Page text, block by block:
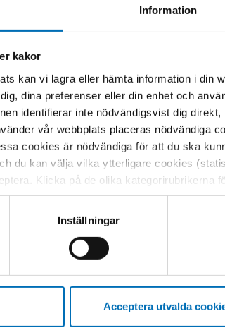
Information
kakor
kan vi lagra eller hämta information i din
dina preferenser eller din enhet och
identifierar inte nödvändigsvist dig
vår webbplats placeras nödvändiga
cookies är nödvändiga för att du ska
du kan välja vilka ytterligare cookies
Klicka på de olika kategorirubrikerna
att blockering av cookies kan
vår webbplats tidigare och accepterat
i din webbläsare.
Inställningar
Acceptera utvalda
the wellbeing of foreign-born
in the aftermath of the COVID-19
and what types of services seem to be
can service providers working
in other Nordic countries to
Point or join usonline.